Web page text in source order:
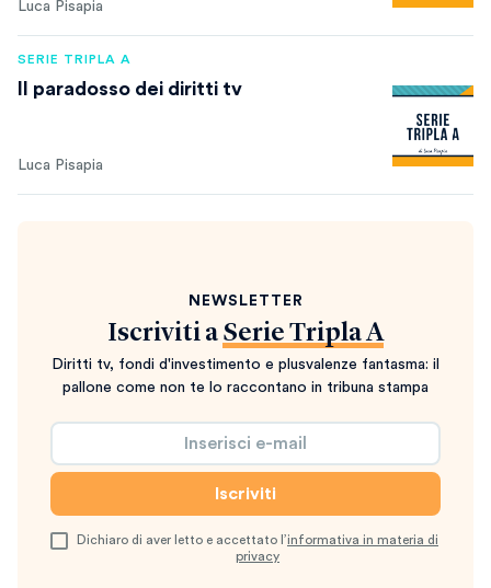
Luca Pisapia
SERIE TRIPLA A
Il paradosso dei diritti tv
Luca Pisapia
NEWSLETTER
Iscriviti a Serie Tripla A
Diritti tv, fondi d'investimento e plusvalenze fantasma: il
pallone come non te lo raccontano in tribuna stampa
Dichiaro di aver letto e accettato l’informativa in materia di
privacy